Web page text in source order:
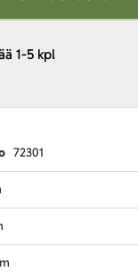
1-5 kpl
72301